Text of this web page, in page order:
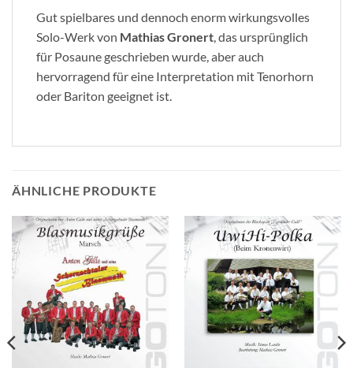
Gut spielbares und dennoch enorm wirkungsvolles
Solo-Werk von Mathias Gronert, das ursprünglich
für Posaune geschrieben wurde, aber auch
hervorragend für eine Interpretation mit Tenorhorn
oder Bariton geeignet ist.
ÄHNLICHE PRODUKTE